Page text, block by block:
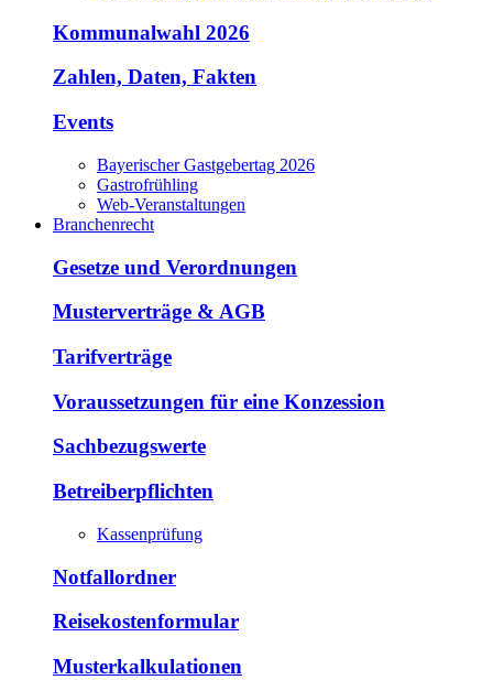
Kommunalwahl 2026
Zahlen, Daten, Fakten
Events
Bayerischer Gastgebertag 2026
Gastrofrühling
Web-Veranstaltungen
Branchenrecht
Gesetze und Verordnungen
Musterverträge & AGB
Tarifverträge
Voraussetzungen für eine Konzession
Sachbezugswerte
Betreiberpflichten
Kassenprüfung
Notfallordner
Reisekostenformular
Musterkalkulationen